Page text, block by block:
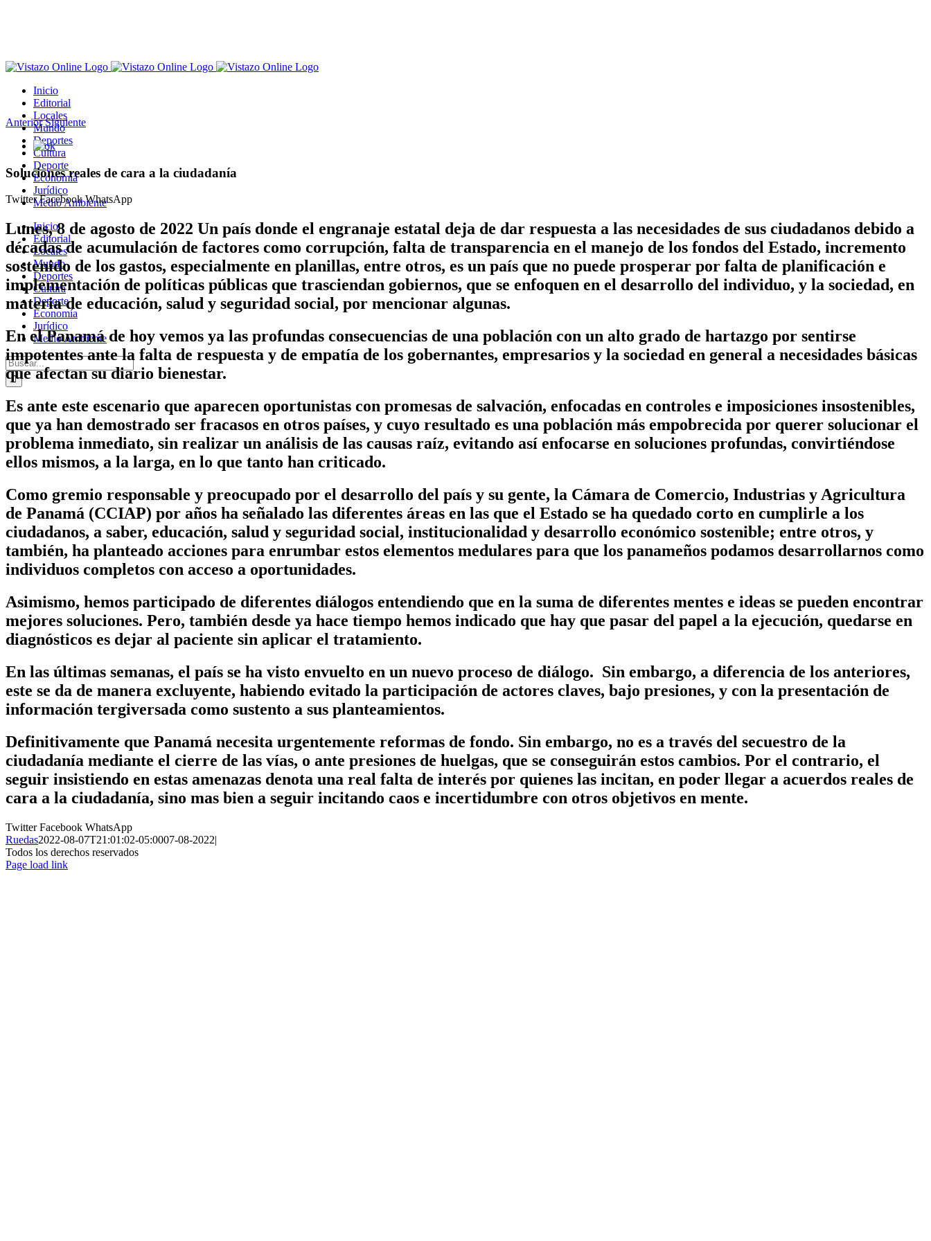
Inicio
Editorial
Locales
Mundo
Deportes
Cultura
Deporte
Economía
Jurídico
Medio Ambiente
Inicio
Editorial
Locales
Mundo
Deportes
Cultura
Deporte
Economía
Jurídico
Medio Ambiente
Buscar:
Anterior Siguiente
Ver
imagen
más
grande
Soluciones reales de cara a la ciudadanía
TwitterFacebookWhatsApp
Lunes, 8 de agosto de 2022 Un país donde el engranaje estatal deja de dar respuesta a las necesidades de sus ciudadanos debido a
décadas de acumulación de factores como corrupción, falta de transparencia en el manejo de los fondos del Estado, incremento
sostenido de los gastos, especialmente en planillas, entre otros, es un país que no puede prosperar por falta de planificación e
implementación de políticas públicas que trasciendan gobiernos, que se enfoquen en el desarrollo del individuo, y la sociedad, en
materia de educación, salud y seguridad social, por mencionar algunas.
En el Panamá de hoy vemos ya las profundas consecuencias de una población con un alto grado de hartazgo por sentirse
impotentes ante la falta de respuesta y de empatía de los gobernantes, empresarios y la sociedad en general a necesidades básicas
que afectan su diario bienestar.
Es ante este escenario que aparecen oportunistas con promesas de salvación, enfocadas en controles e imposiciones insostenibles,
que ya han demostrado ser fracasos en otros países, y cuyo resultado es una población más empobrecida por querer solucionar el
problema inmediato, sin realizar un análisis de las causas raíz, evitando así enfocarse en soluciones profundas, convirtiéndose
ellos mismos, a la larga, en lo que tanto han criticado.
Como gremio responsable y preocupado por el desarrollo del país y su gente, la Cámara de Comercio, Industrias y Agricultura
de Panamá (CCIAP) por años ha señalado las diferentes áreas en las que el Estado se ha quedado corto en cumplirle a los
ciudadanos, a saber, educación, salud y seguridad social, institucionalidad y desarrollo económico sostenible; entre otros, y
también, ha planteado acciones para enrumbar estos elementos medulares para que los panameños podamos desarrollarnos como
individuos completos con acceso a oportunidades.
Asimismo, hemos participado de diferentes diálogos entendiendo que en la suma de diferentes mentes e ideas se pueden encontrar
mejores soluciones. Pero, también desde ya hace tiempo hemos indicado que hay que pasar del papel a la ejecución, quedarse en
diagnósticos es dejar al paciente sin aplicar el tratamiento.
En las últimas semanas, el país se ha visto envuelto en un nuevo proceso de diálogo. Sin embargo, a diferencia de los anteriores,
este se da de manera excluyente, habiendo evitado la participación de actores claves, bajo presiones, y con la presentación de
información tergiversada como sustento a sus planteamientos.
Definitivamente que Panamá necesita urgentemente reformas de fondo. Sin embargo, no es a través del secuestro de la
ciudadanía mediante el cierre de las vías, o ante presiones de huelgas, que se conseguirán estos cambios. Por el contrario, el
seguir insistiendo en estas amenazas denota una real falta de interés por quienes las incitan, en poder llegar a acuerdos reales de
cara a la ciudadanía, sino mas bien a seguir incitando caos e incertidumbre con otros objetivos en mente.
TwitterFacebook WhatsApp
Ruedas2022-08-07T21:01:02-05:0007-08-2022|
Todos los derechos reservados
Page load link